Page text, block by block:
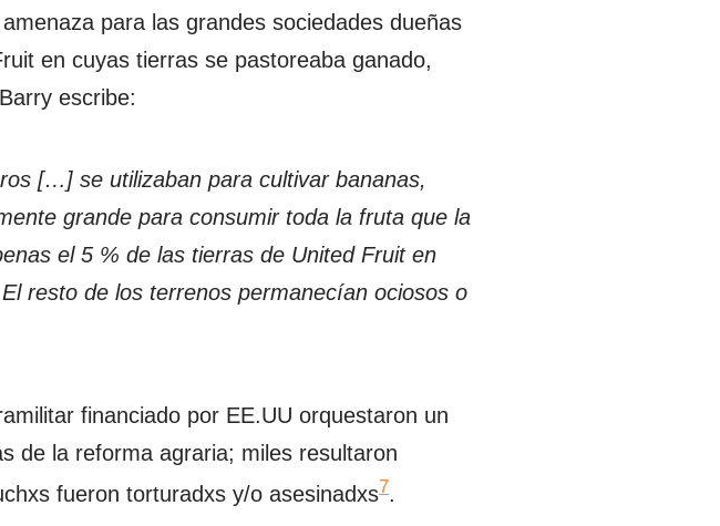
para las grandes sociedades dueñas
en cuyas tierras se pastoreaba ganado,
escribe:
[…] se utilizaban para cultivar bananas,
grande para consumir toda la fruta que la
el 5 % de las tierras de United Fruit en
resto de los terrenos permanecían ociosos o
financiado por EE.UU orquestaron un
de la reforma agraria; miles resultaron
fueron torturadxs y/o asesinadxs7.